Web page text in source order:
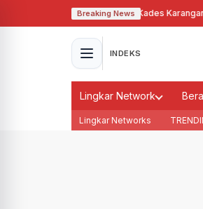
Breaking News
Tanah Bengkok, Kades Karanganyar
INDEKS
Lingkar Network
Lingkar Networks